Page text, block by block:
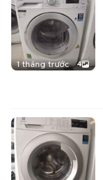
1 tháng trước 4